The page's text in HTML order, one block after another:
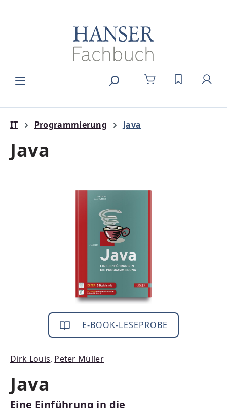
DU HAST 0
IT Programmierung Java
Java
Bildergalerie überspringen
E-BOOK-LESEPROBE
Dirk Louis, Peter Müller
Java
Eine Einführung in die